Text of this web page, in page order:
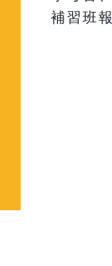
補習班